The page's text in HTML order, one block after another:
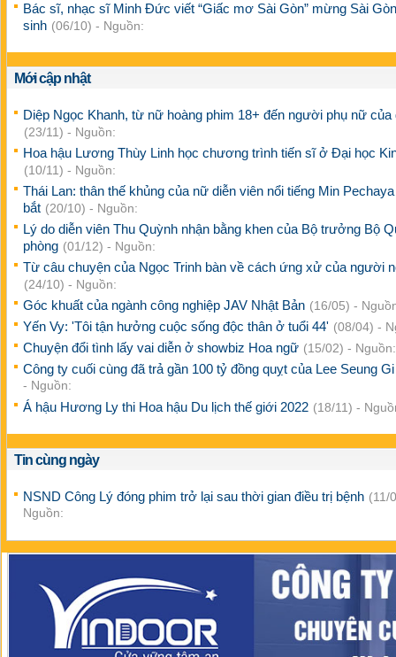
Bác sĩ, nhạc sĩ Minh Đức viết “Giấc mơ Sài Gòn” mừng Sài
sinh (06/10) - Nguồn:
Mới cập nhật
Diệp Ngọc Khanh, từ nữ hoàng phim 18+ đến người phụ nữ của
(23/11) - Nguồn:
Hoa hậu Lương Thùy Linh học chương trình tiến sĩ ở Đại học
(10/11) - Nguồn:
Thái Lan: thân thế khủng của nữ diễn viên nổi tiếng Min
bắt (20/10) - Nguồn:
Lý do diễn viên Thu Quỳnh nhận bằng khen của Bộ trưởng Bộ
phòng (01/12) - Nguồn:
Từ câu chuyện của Ngọc Trinh bàn về cách ứng xử của người
(24/10) - Nguồn:
Góc khuất của ngành công nghiệp JAV Nhật Bản (16/05) -
Yến Vy: 'Tôi tận hưởng cuộc sống độc thân ở tuổi 44' (08/04) -
Chuyện đổi tình lấy vai diễn ở showbiz Hoa ngữ (15/02) - Nguồn:
Công ty cuối cùng đã trả gần 100 tỷ đồng quỵt của Lee Seung
- Nguồn:
Á hậu Hương Ly thi Hoa hậu Du lịch thế giới 2022 (18/11) -
Tin cùng ngày
NSND Công Lý đóng phim trở lại sau thời gian điều trị bệnh (11/
Nguồn: